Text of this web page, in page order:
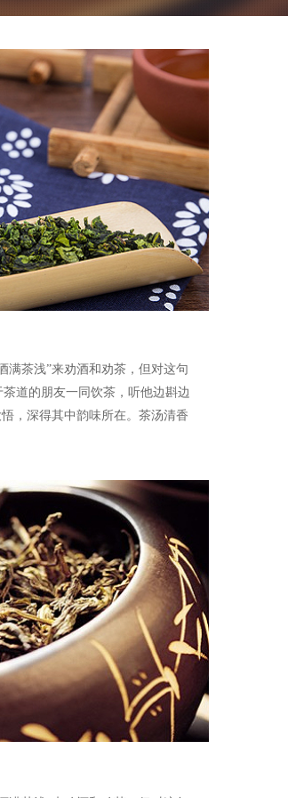
满茶浅”来劝酒和劝茶，但对这句
道的朋友一同饮茶，听他边斟边
，深得其中韵味所在。茶汤清香